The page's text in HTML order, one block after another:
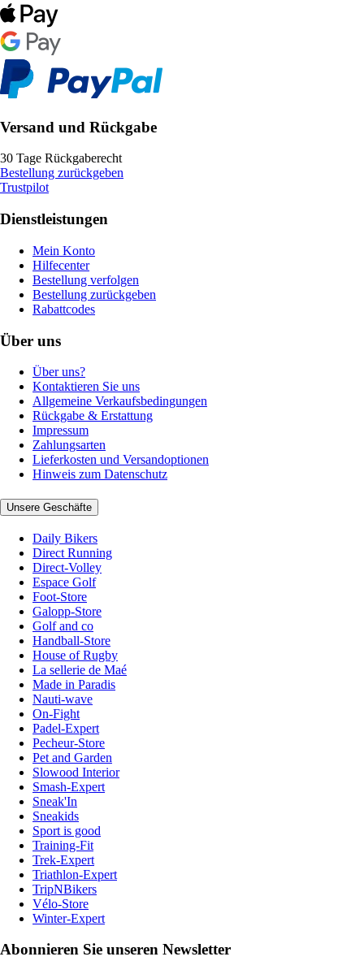
Versand und Rückgabe
30 Tage Rückgaberecht
Bestellung zurückgeben
Trustpilot
Dienstleistungen
Mein Konto
Hilfecenter
Bestellung verfolgen
Bestellung zurückgeben
Rabattcodes
Über uns
Über uns?
Kontaktieren Sie uns
Allgemeine Verkaufsbedingungen
Rückgabe & Erstattung
Impressum
Zahlungsarten
Lieferkosten und Versandoptionen
Hinweis zum Datenschutz
Unsere Geschäfte
Daily Bikers
Direct Running
Direct-Volley
Espace Golf
Foot-Store
Galopp-Store
Golf and co
Handball-Store
House of Rugby
La sellerie de Maé
Made in Paradis
Nauti-wave
On-Fight
Padel-Expert
Pecheur-Store
Pet and Garden
Slowood Interior
Smash-Expert
Sneak'In
Sneakids
Sport is good
Training-Fit
Trek-Expert
Triathlon-Expert
TripNBikers
Vélo-Store
Winter-Expert
Abonnieren Sie unseren Newsletter